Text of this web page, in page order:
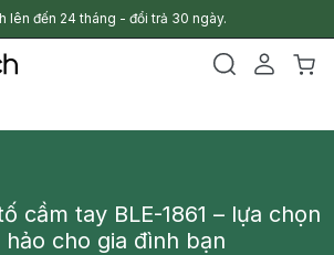
lên đến 24 tháng - đổi trả 30 ngày.
cầm tay BLE-1861 – lựa chọn
hảo cho gia đình bạn